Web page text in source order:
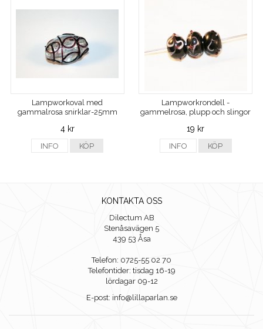
Lampworkoval med
gammalrosa snirklar-25mm
4 kr
INFO KÖP
Lampworkrondell -
gammelrosa, plupp och slingor
19 kr
INFO KÖP
KONTAKTA OSS
Dilectum AB
Stenåsavägen 5
439 53 Åsa
Telefon: 0725-55 02 70
Telefontider: tisdag 16-19
lördagar 09-12
E-post: info@lillaparlan.se